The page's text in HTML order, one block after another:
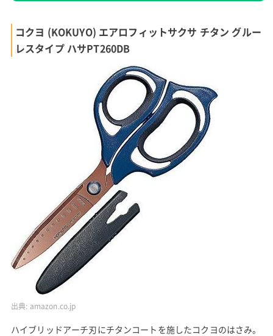
コクヨ (KOKUYO) エアロフィットサクサ チタン グルー
レスタイプ ハサPT260DB
出典: amazon.co.jp
ハイブリッドアーチ刃にチタンコートを施したコクヨのはさみ。